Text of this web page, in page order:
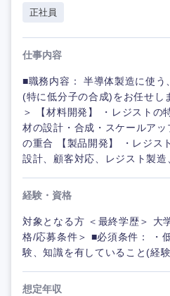
正社員
仕事内容
■職務内容： 半導体製造に使
(特に低分子の合成)をお任せし
＞ 【材料開発】 ・レジストの
材の設計・合成・スケールア
の重合 【製品開発】 ・レジス
設計、顧客対応、レジスト製造
経験・資格
対象となる方 ＜最終学歴＞ 大
格/応募条件＞ ■必須条件： ・
験、知識を有していること(経
想定年収